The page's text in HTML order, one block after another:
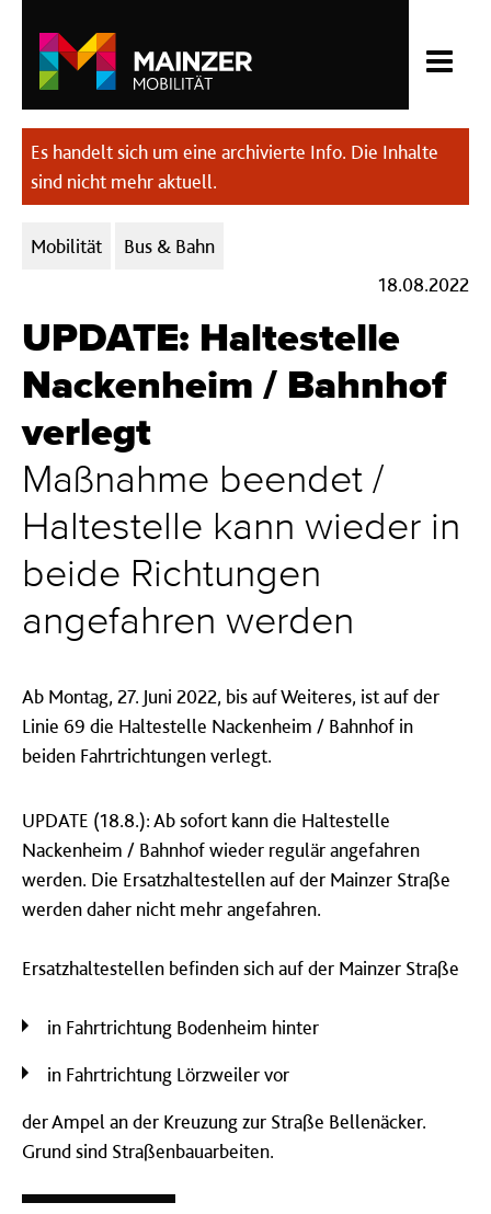
Es handelt sich um eine archivierte Info. Die Inhalte
sind nicht mehr aktuell.
Kategorien:
Mobilität
Bus & Bahn
18.08.2022
UPDATE: Haltestelle
Nackenheim / Bahnhof
verlegt
Maßnahme beendet /
Haltestelle kann wieder in
beide Richtungen
angefahren werden
Ab Montag, 27. Juni 2022, bis auf Weiteres, ist auf der
Linie 69 die Haltestelle Nackenheim / Bahnhof in
beiden Fahrtrichtungen verlegt.
UPDATE (18.8.): Ab sofort kann die Haltestelle
Nackenheim / Bahnhof wieder regulär angefahren
werden. Die Ersatzhaltestellen auf der Mainzer Straße
werden daher nicht mehr angefahren.
Ersatzhaltestellen befinden sich auf der Mainzer Straße
in Fahrtrichtung Bodenheim hinter
in Fahrtrichtung Lörzweiler vor
der Ampel an der Kreuzung zur Straße Bellenäcker.
Grund sind Straßenbauarbeiten.